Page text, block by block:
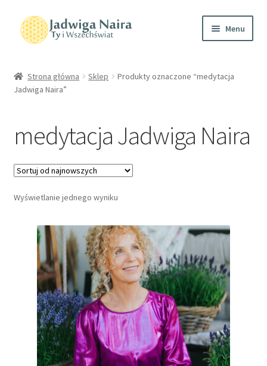
Menu
O mnie
Strona główna Sklep
Produkty oznaczone “medytacja
Jadwiga Naira”
medytacja Jadwiga Naira
Wyświetlanie jednego wyniku